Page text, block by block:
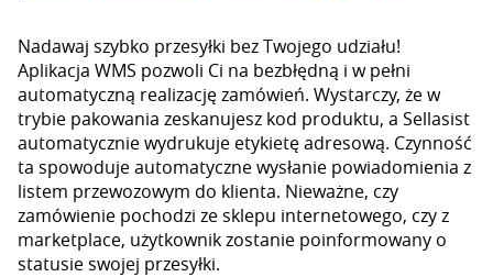
Nadawaj szybko przesyłki bez Twojego udziału!
Aplikacja WMS pozwoli Ci na bezbłędną i w pełni
automatyczną realizację zamówień. Wystarczy, że w
trybie pakowania zeskanujesz kod produktu, a Sellasist
automatycznie wydrukuje etykietę adresową. Czynność
ta spowoduje automatyczne wysłanie powiadomienia z
listem przewozowym do klienta. Nieważne, czy
zamówienie pochodzi ze sklepu internetowego, czy z
marketplace, użytkownik zostanie poinformowany o
statusie swojej przesyłki.